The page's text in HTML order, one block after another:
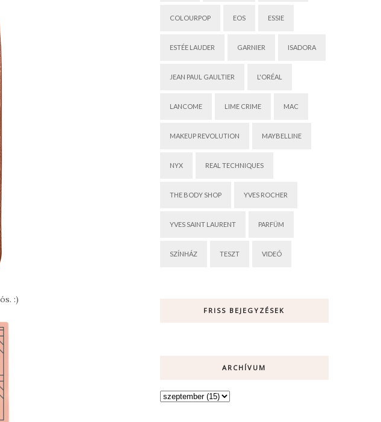
:)
COLOURPOP EOS ESSIE
ESTÉE LAUDER GARNIER ISADORA
JEAN PAUL GAULTIER L'ORÉAL
LANCOME LIME CRIME MAC
MAKEUP REVOLUTION MAYBELLINE
NYX REAL TECHNIQUES
THE BODY SHOP YVES ROCHER
YVES SAINT LAURENT PARFÜM
SZÍNHÁZ TESZT VIDEÓ
FRISS BEJEGYZÉSEK
ARCHÍVUM